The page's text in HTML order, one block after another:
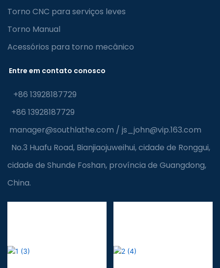
Torno CNC para serviços leves
Torno Manual
Acessórios para torno mecânico
Entre em contato conosco
+86 13928187729
+86 13928187729
manager@southlathe.com / js_john@vip.163.com
No.3 Huafu Road, Bianjiaojuweihui, cidade de Ronggui,
cidade de Shunde Foshan, província de Guangdong,
China.